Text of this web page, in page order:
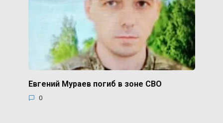
Евгений Мураев погиб в зоне СВО
0